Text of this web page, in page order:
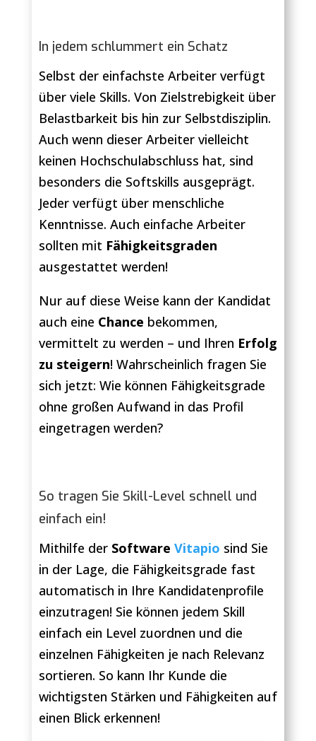
In jedem schlummert ein Schatz
Selbst der einfachste Arbeiter verfügt
über viele Skills. Von Zielstrebigkeit über
Belastbarkeit bis hin zur Selbstdisziplin.
Auch wenn dieser Arbeiter vielleicht
keinen Hochschulabschluss hat, sind
besonders die Softskills ausgeprägt.
Jeder verfügt über menschliche
Kenntnisse. Auch einfache Arbeiter
sollten mit Fähigkeitsgraden
ausgestattet werden!
Nur auf diese Weise kann der Kandidat
auch eine Chance bekommen,
vermittelt zu werden – und Ihren Erfolg
zu steigern! Wahrscheinlich fragen Sie
sich jetzt: Wie können Fähigkeitsgrade
ohne großen Aufwand in das Profil
eingetragen werden?
So tragen Sie Skill-Level schnell und
einfach ein!
Mithilfe der Software Vitapio sind Sie
in der Lage, die Fähigkeitsgrade fast
automatisch in Ihre Kandidatenprofile
einzutragen! Sie können jedem Skill
einfach ein Level zuordnen und die
einzelnen Fähigkeiten je nach Relevanz
sortieren. So kann Ihr Kunde die
wichtigsten Stärken und Fähigkeiten auf
einen Blick erkennen!